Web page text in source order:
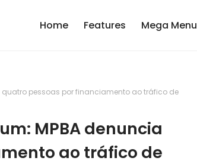
Home Features Mega Menu
quatro pessoas por financiamento ao tráfico de
MPBA denuncia
ao tráfico de